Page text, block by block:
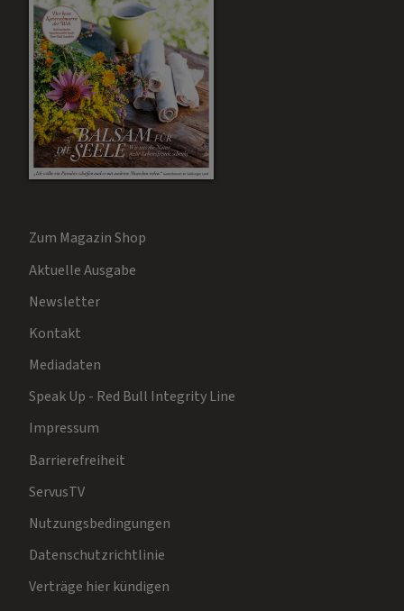
Zum Magazin Shop
Aktuelle Ausgabe
Newsletter
Kontakt
Mediadaten
Speak Up - Red Bull Integrity Line
Impressum
Barrierefreiheit
ServusTV
Nutzungsbedingungen
Datenschutzrichtlinie
Verträge hier kündigen